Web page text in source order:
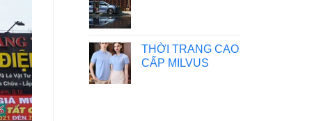
THỜI TRANG CAO
CẤP MILVUS